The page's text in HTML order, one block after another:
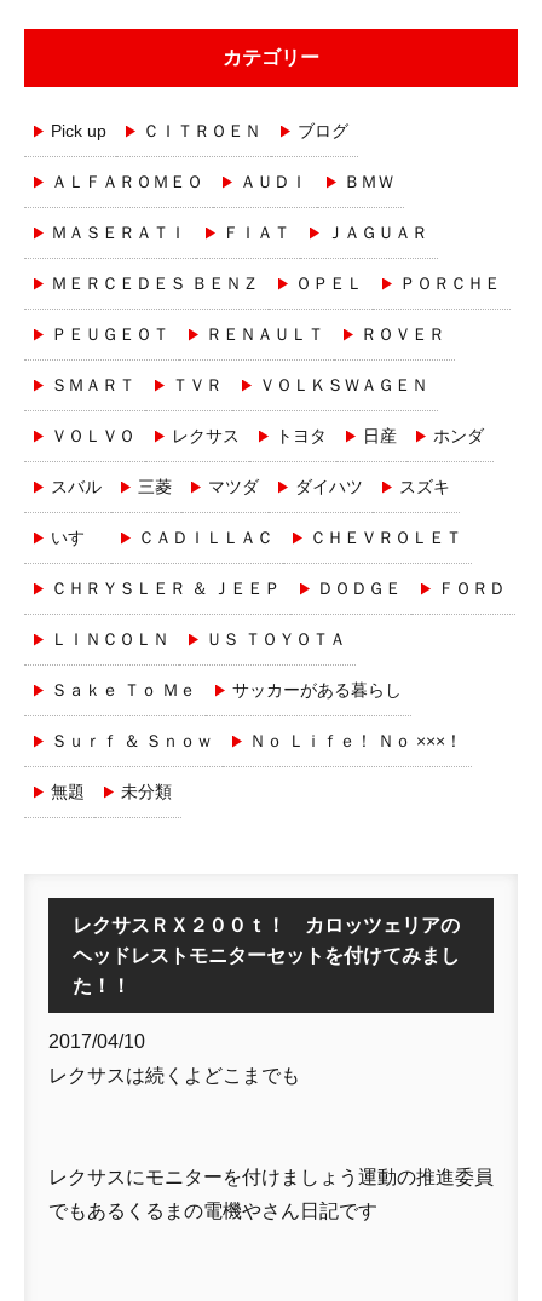
カテゴリー
Pick up ＣＩＴＲＯＥＮ ブログ
ＡＬＦＡＲＯＭＥＯ ＡＵＤＩ ＢＭＷ
ＭＡＳＥＲＡＴＩ ＦＩＡＴ ＪＡＧＵＡＲ
ＭＥＲＣＥＤＥＳ ＢＥＮＺ ＯＰＥＬ ＰＯＲＣＨＥ
ＰＥＵＧＥＯＴ ＲＥＮＡＵＬＴ ＲＯＶＥＲ
ＳＭＡＲＴ ＴＶＲ ＶＯＬＫＳＷＡＧＥＮ
ＶＯＬＶＯ レクサス トヨタ 日産 ホンダ
スバル 三菱 マツダ ダイハツ スズキ
いすゞ ＣＡＤＩＬＬＡＣ ＣＨＥＶＲＯＬＥＴ
ＣＨＲＹＳＬＥＲ ＆ ＪＥＥＰ ＤＯＤＧＥ ＦＯＲＤ
ＬＩＮＣＯＬＮ ＵＳ ＴＯＹＯＴＡ
Ｓａｋｅ Ｔｏ Ｍｅ サッカーがある暮らし
Ｓｕｒｆ ＆ Ｓｎｏｗ Ｎｏ Ｌｉｆｅ！ Ｎｏ ×××！
無題 未分類
レクサスＲＸ２００ｔ！ カロッツェリアの
ヘッドレストモニターセットを付けてみまし
た！！
2017/04/10
レクサスは続くよどこまでも
レクサスにモニターを付けましょう運動の推進委員
でもあるくるまの電機やさん日記です